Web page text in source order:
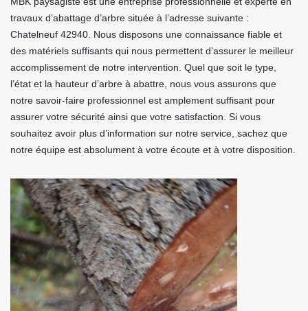
travaux d’abattage d’arbre située à l’adresse suivante :
Chatelneuf 42940. Nous disposons une connaissance fiable et
des matériels suffisants qui nous permettent d’assurer le meilleur
accomplissement de notre intervention. Quel que soit le type,
l’état et la hauteur d’arbre à abattre, nous vous assurons que
notre savoir-faire professionnel est amplement suffisant pour
assurer votre sécurité ainsi que votre satisfaction. Si vous
souhaitez avoir plus d’information sur notre service, sachez que
notre équipe est absolument à votre écoute et à votre disposition.